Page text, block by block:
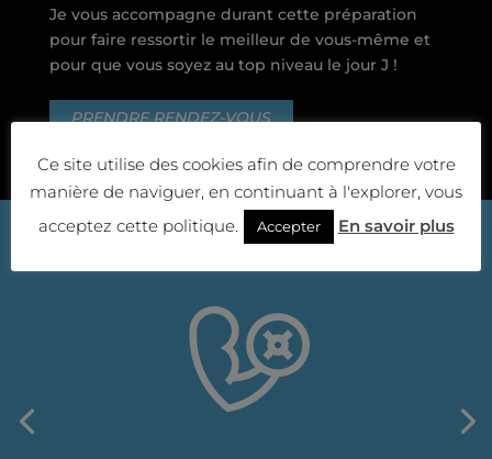
Je vous accompagne durant cette préparation
pour faire ressortir le meilleur de vous-même et
pour que vous soyez au top niveau le jour J !
PRENDRE RENDEZ-VOUS
Ce site utilise des cookies afin de comprendre votre
manière de naviguer, en continuant à l'explorer, vous
acceptez cette politique.
Accepter En savoir plus